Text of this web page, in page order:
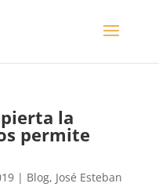
la
permite
| Blog, José Esteban